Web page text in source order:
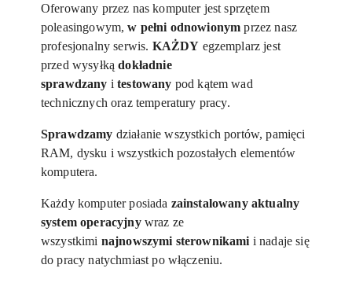
Oferowany przez nas komputer jest sprzętem
poleasingowym,w pełni odnowionym przez nasz
profesjonalny serwis. KAŻDY egzemplarz jest
przed wysyłkądokładnie
sprawdzany itestowany pod kątem wad
technicznych oraz temperatury pracy.
Sprawdzamy działanie wszystkich portów, pamięci
RAM, dysku i wszystkich pozostałych elementów
komputera.
Każdy komputer posiada zainstalowany aktualny
system operacyjnywraz ze
wszystkimi najnowszymi sterownikami i nadaje się
do pracy natychmiast po włączeniu.